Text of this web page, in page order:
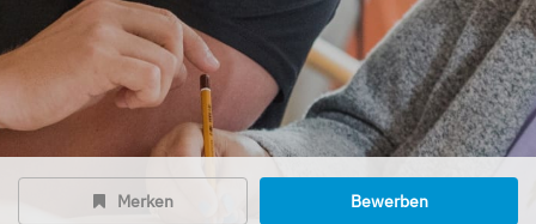
Merken Bewerben